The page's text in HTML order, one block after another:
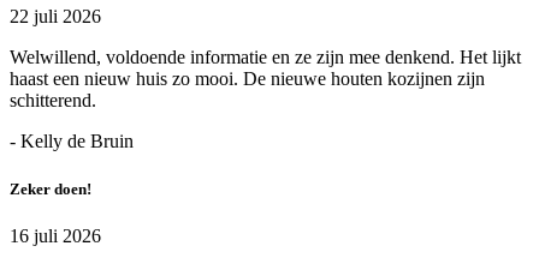
22 juli 2026
Welwillend, voldoende informatie en ze zijn mee denkend. Het lijkt
haast een nieuw huis zo mooi. De nieuwe houten kozijnen zijn
schitterend.
- Kelly de Bruin
Zeker doen!
16 juli 2026